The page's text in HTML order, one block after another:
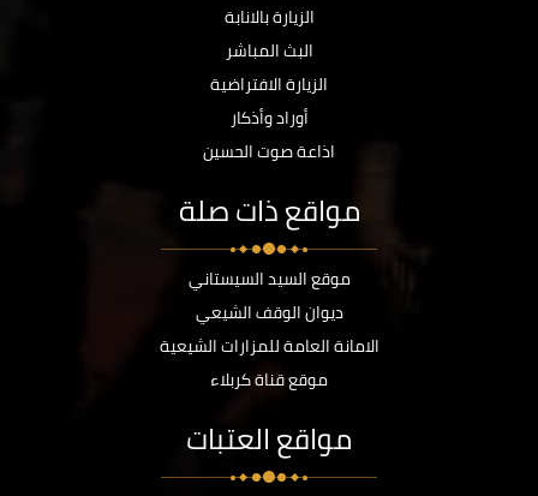
الزيارة بالانابة
البث المباشر
الزيارة الافتراضية
أوراد وأذكار
اذاعة صوت الحسين
مواقع ذات صلة
موقع السيد السيستاني
ديوان الوقف الشيعي
الامانة العامة للمزارات الشيعية
موقع قناة كربلاء
مواقع العتبات